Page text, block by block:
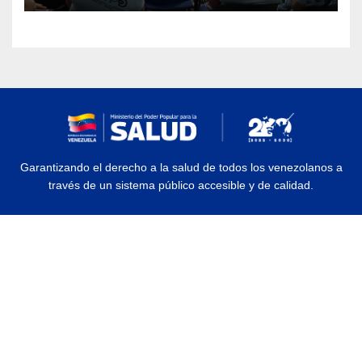
Garantizando el derecho a la salud de todos los venezolanos a
través de un sistema público accesible y de calidad.